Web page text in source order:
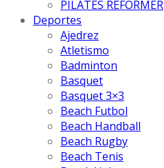
PILATES REFORMER
Deportes
Ajedrez
Atletismo
Badminton
Basquet
Basquet 3×3
Beach Futbol
Beach Handball
Beach Rugby
Beach Tenis